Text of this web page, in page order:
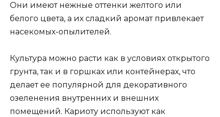
Они имеют нежные оттенки желтого или
белого цвета, а их сладкий аромат привлекает
насекомых-опылителей.
Культура можно расти как в условиях открытого
грунта, так и в горшках или контейнерах, что
делает ее популярной для декоративного
озеленения внутренних и внешних
помещений. Кариоту используют как